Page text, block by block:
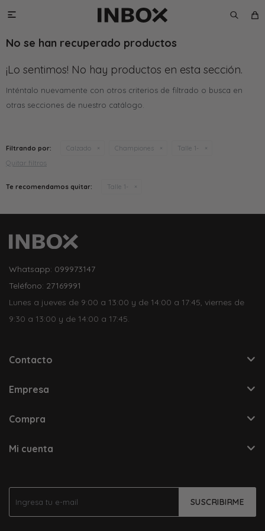

No se han recuperado productos
¡Lo sentimos! No hay productos en esta sección.
Inténtalo nuevamente con otros criterios de filtrado o busca en
otras secciones de nuestro catálogo.
Filtrando por: Calzado Championes Talle 1-
Quitar filtros
Te recomendamos quitar: Talle 1-
SUSCRIBIRME
Whatsapp: 099973147
Teléfono: 27169991
Lunes a jueves de 9:00 a 13:00 y de 14:00 a 17:45, viernes de
9:30 a 13:00 y de 14:00 a 17:45.
Contacto
Empresa
Compra
Mi cuenta